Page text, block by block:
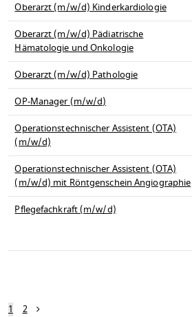
Oberarzt (m/w/d) Kinderkardiologie
Oberarzt (m/w/d) Pädiatrische
Hämatologie und Onkologie
Oberarzt (m/w/d) Pathologie
OP-Manager (m/w/d)
Operationstechnischer Assistent (OTA)
(m/w/d)
Operationstechnischer Assistent (OTA)
(m/w/d) mit Röntgenschein Angiographie
Pflegefachkraft (m/w/d)
1 2